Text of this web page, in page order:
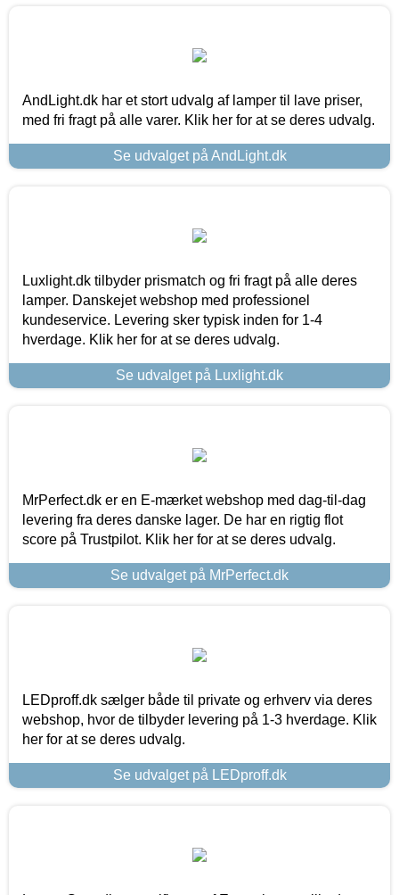
AndLight.dk har et stort udvalg af lamper til lave priser,
med fri fragt på alle varer. Klik her for at se deres udvalg.
Se udvalget på AndLight.dk
Luxlight.dk tilbyder prismatch og fri fragt på alle deres
lamper. Danskejet webshop med professionel
kundeservice. Levering sker typisk inden for 1-4
hverdage. Klik her for at se deres udvalg.
Se udvalget på Luxlight.dk
MrPerfect.dk er en E-mærket webshop med dag-til-dag
levering fra deres danske lager. De har en rigtig flot
score på Trustpilot. Klik her for at se deres udvalg.
Se udvalget på MrPerfect.dk
LEDproff.dk sælger både til private og erhverv via deres
webshop, hvor de tilbyder levering på 1-3 hverdage. Klik
her for at se deres udvalg.
Se udvalget på LEDproff.dk